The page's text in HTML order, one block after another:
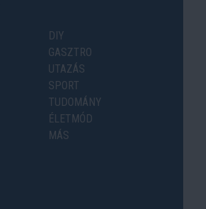
DIY
GASZTRO
UTAZÁS
SPORT
TUDOMÁNY
ÉLETMÓD
MÁS